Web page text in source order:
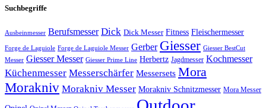
Suchbegriffe
Ausbeinmesser Berufsmesser Dick Dick Messer Fitness Fleischermesser
Forge de Laguiole Forge de Laguiole Messer Gerber Giesser Giesser BestCut
Messer Giesser Messer Giesser Prime Line Herbertz Jagdmesser Kochmesser
Küchenmesser Messerschärfer Messersets Mora
Morakniv Morakniv Messer Morakniv Schnitzmesser Mora Messer